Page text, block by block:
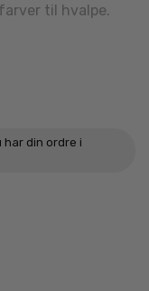
til hvalpe.
har din ordre i